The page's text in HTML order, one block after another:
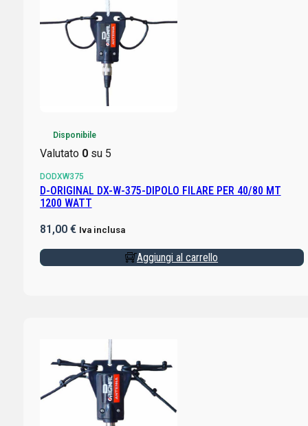
Disponibile
Valutato 0su 5
DODXW375
D-ORIGINAL DX-W-375-DIPOLO FILARE PER 40/80 MT
1200 WATT
81,00 € Iva inclusa
Aggiungi al carrello